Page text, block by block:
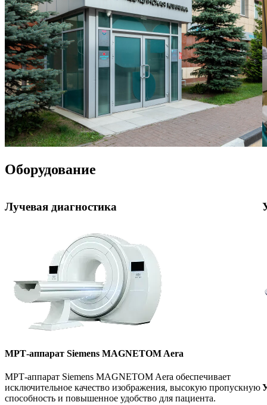
Оборудование
Лучевая диагностика
МРТ-аппарат Siemens MAGNETOM Aera
МРТ-аппарат Siemens MAGNETOM Aera обеспечивает
исключительное качество изображения, высокую пропускную
способность и повышенное удобство для пациента.